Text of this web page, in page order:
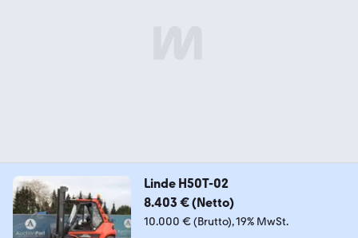
Linde H50T-02
8.403 € (Netto)
10.000 € (Brutto) 19% MwSt.